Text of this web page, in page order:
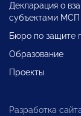
Декларация о
субъектами МСП
Бюро по защите
Образование
Проекты
Разработка